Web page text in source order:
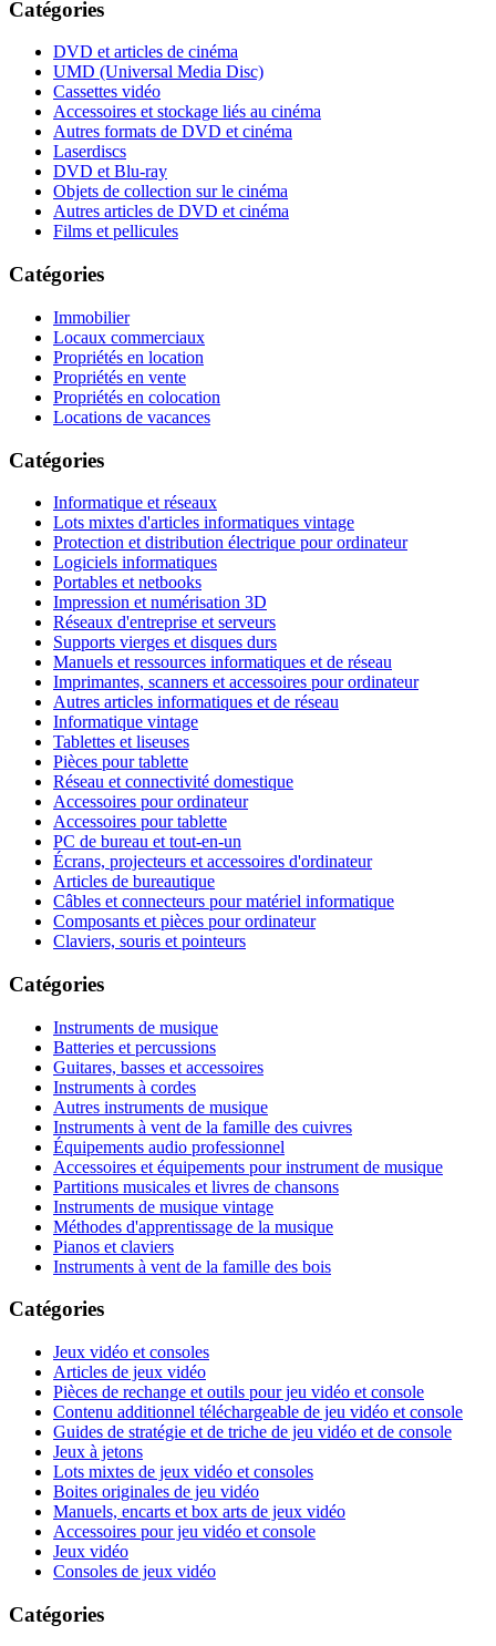
Catégories
DVD et articles de cinéma
UMD (Universal Media Disc)
Cassettes vidéo
Accessoires et stockage liés au cinéma
Autres formats de DVD et cinéma
Laserdiscs
DVD et Blu-ray
Objets de collection sur le cinéma
Autres articles de DVD et cinéma
Films et pellicules
Catégories
Immobilier
Locaux commerciaux
Propriétés en location
Propriétés en vente
Propriétés en colocation
Locations de vacances
Catégories
Informatique et réseaux
Lots mixtes d'articles informatiques vintage
Protection et distribution électrique pour ordinateur
Logiciels informatiques
Portables et netbooks
Impression et numérisation 3D
Réseaux d'entreprise et serveurs
Supports vierges et disques durs
Manuels et ressources informatiques et de réseau
Imprimantes, scanners et accessoires pour ordinateur
Autres articles informatiques et de réseau
Informatique vintage
Tablettes et liseuses
Pièces pour tablette
Réseau et connectivité domestique
Accessoires pour ordinateur
Accessoires pour tablette
PC de bureau et tout-en-un
Écrans, projecteurs et accessoires d'ordinateur
Articles de bureautique
Câbles et connecteurs pour matériel informatique
Composants et pièces pour ordinateur
Claviers, souris et pointeurs
Catégories
Instruments de musique
Batteries et percussions
Guitares, basses et accessoires
Instruments à cordes
Autres instruments de musique
Instruments à vent de la famille des cuivres
Équipements audio professionnel
Accessoires et équipements pour instrument de musique
Partitions musicales et livres de chansons
Instruments de musique vintage
Méthodes d'apprentissage de la musique
Pianos et claviers
Instruments à vent de la famille des bois
Catégories
Jeux vidéo et consoles
Articles de jeux vidéo
Pièces de rechange et outils pour jeu vidéo et console
Contenu additionnel téléchargeable de jeu vidéo et console
Guides de stratégie et de triche de jeu vidéo et de console
Jeux à jetons
Lots mixtes de jeux vidéo et consoles
Boites originales de jeu vidéo
Manuels, encarts et box arts de jeux vidéo
Accessoires pour jeu vidéo et console
Jeux vidéo
Consoles de jeux vidéo
Catégories